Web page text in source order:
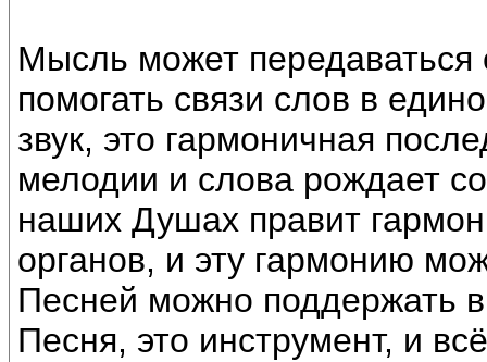
Мысль может
помогать связи слов в
звук, это гармоничная
мелодии и слова рождает
наших Душах правит
органов, и эту гармонию
Песней можно поддержать
Песня, это инструмент, и